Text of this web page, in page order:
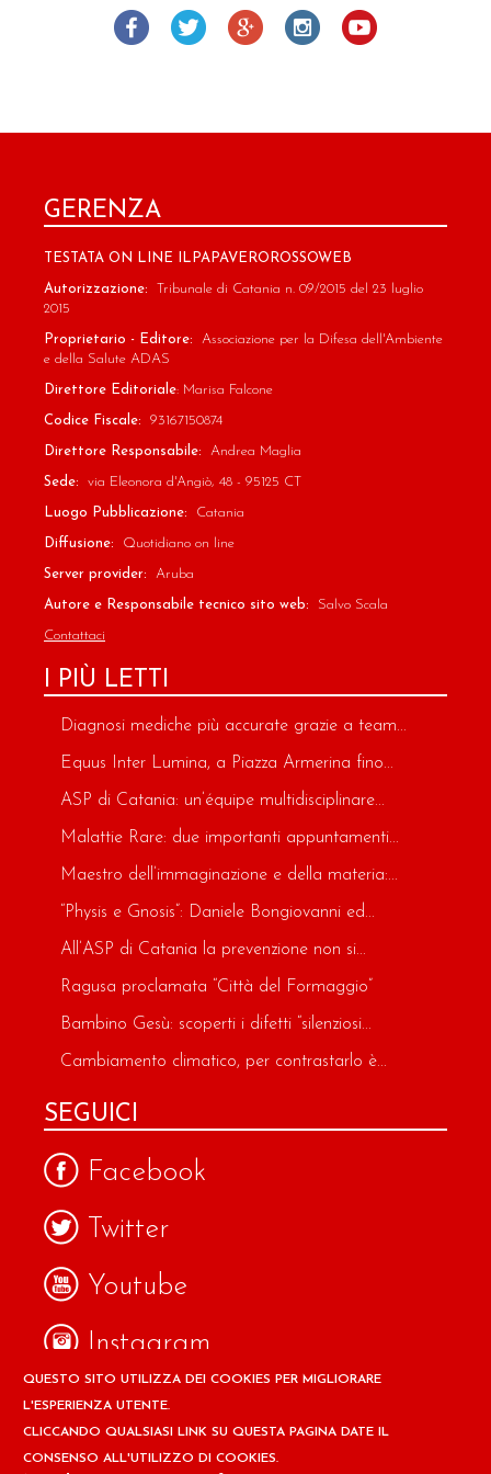
GERENZA
TESTATA ON LINE ILPAPAVEROROSSOWEB
Autorizzazione: Tribunale di Catania n. 09/2015 del 23 luglio
2015
Proprietario - Editore: Associazione per la Difesa dell'Ambiente
e della Salute ADAS
Direttore Editoriale: Marisa Falcone
Codice Fiscale: 93167150874
Direttore Responsabile: Andrea Maglia
Sede: via Eleonora d'Angiò, 48 - 95125 CT
Luogo Pubblicazione: Catania
Diffusione: Quotidiano on line
Server provider: Aruba
Autore e Responsabile tecnico sito web: Salvo Scala
Contattaci
I PIÙ LETTI
Diagnosi mediche più accurate grazie a team...
Equus Inter Lumina, a Piazza Armerina fino...
ASP di Catania: un’équipe multidisciplinare...
Malattie Rare: due importanti appuntamenti...
Maestro dell’immaginazione e della materia:...
“Physis e Gnosis”: Daniele Bongiovanni ed...
All’ASP di Catania la prevenzione non si...
Ragusa proclamata “Città del Formaggio”
Bambino Gesù: scoperti i difetti “silenziosi...
Cambiamento climatico, per contrastarlo è...
SEGUICI
Facebook
Twitter
Youtube
Instagram
Google
QUESTO SITO UTILIZZA DEI COOKIES PER MIGLIORARE
L'ESPERIENZA UTENTE.
CLICCANDO QUALSIASI LINK SU QUESTA PAGINA DATE IL
CONSENSO ALL'UTILIZZO DI COOKIES.